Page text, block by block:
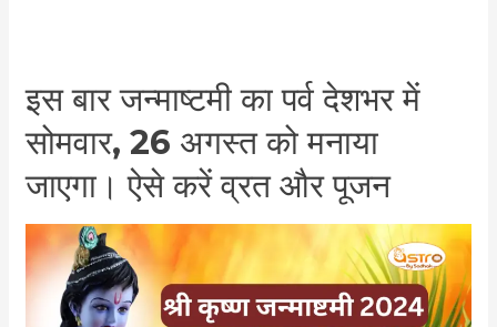
इस बार जन्माष्टमी का पर्व देशभर में
सोमवार, 26 अगस्त को मनाया
जाएगा। ऐसे करें व्रत और पूजन
इस
बार
जन्माष्टमी
का
पर्व
देशभर
में
सोमवार,